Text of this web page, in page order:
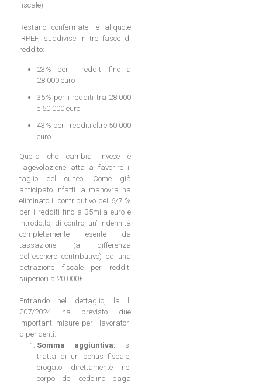
fiscale).
Restano confermate le aliquote
IRPEF, suddivise in tre fasce di
reddito:
23% per i redditi fino a
28.000 euro
35% per i redditi tra 28.000
e 50.000 euro
43% per i redditi oltre 50.000
euro
Quello che cambia invece è
l'agevolazione atta a favorire il
taglio del cuneo. Come già
anticipato infatti la manovra ha
eliminato il contributivo del 6/7 %
per i redditi fino a 35mila euro e
introdotto, di contro, un’ indennità
completamente esente da
tassazione (a differenza
dell’esonero contributivo) ed una
detrazione fiscale per redditi
superiori a 20.000€.
Entrando nel dettaglio, la l.
207/2024 ha previsto due
importanti misure per i lavoratori
dipendenti:
Somma aggiuntiva: si
tratta di un bonus fiscale,
erogato direttamente nel
corpo del cedolino paga